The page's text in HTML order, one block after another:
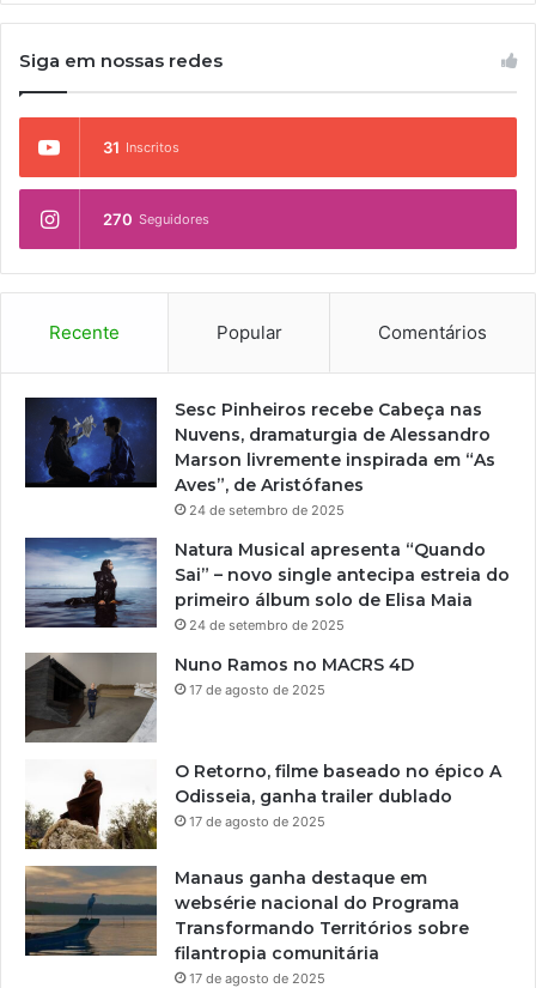
Siga em nossas redes
31 Inscritos
270 Seguidores
Recente Popular Comentários
Sesc Pinheiros recebe Cabeça nas
Nuvens, dramaturgia de Alessandro
Marson livremente inspirada em “As
Aves”, de Aristófanes
24 de setembro de 2025
Natura Musical apresenta “Quando
Sai” – novo single antecipa estreia do
primeiro álbum solo de Elisa Maia
24 de setembro de 2025
Nuno Ramos no MACRS 4D
17 de agosto de 2025
O Retorno, filme baseado no épico A
Odisseia, ganha trailer dublado
17 de agosto de 2025
Manaus ganha destaque em
websérie nacional do Programa
Transformando Territórios sobre
filantropia comunitária
17 de agosto de 2025